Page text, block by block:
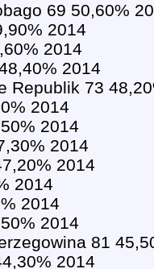
69 50,60%
2014
2014
2014
Republik 73
2014
2014
2014
2014
2014
2014
2014
81
2014